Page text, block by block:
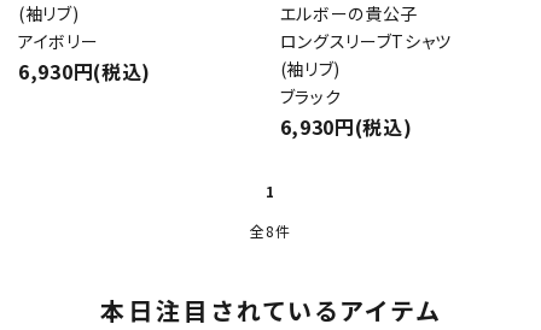
(袖リブ)
アイボリー
6,930円(税込)
エルボーの貴公子
ロングスリーブTシャツ
(袖リブ)
ブラック
6,930円(税込)
1
全8件
本日注目されているアイテム